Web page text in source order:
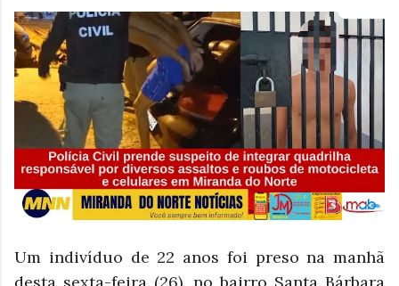
Um indivíduo de 22 anos foi preso na manhã